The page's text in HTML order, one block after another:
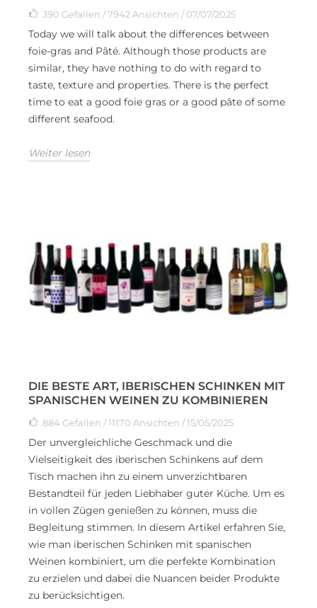
390 Gefallen / 7942 Ansichten / 07/07/2025
Today we will talk about the differences between
foie-gras and Pâté. Although those products are
similar, they have nothing to do with regard to
taste, texture and properties. There is the perfect
time to eat a good foie gras or a good pâte of some
different seafood.
Weiter lesen
DIE BESTE ART, IBERISCHEN SCHINKEN MIT
SPANISCHEN WEINEN ZU KOMBINIEREN
884 Gefallen / 11170 Ansichten / 15/05/2025
Der unvergleichliche Geschmack und die
Vielseitigkeit des iberischen Schinkens auf dem
Tisch machen ihn zu einem unverzichtbaren
Bestandteil für jeden Liebhaber guter Küche. Um es
in vollen Zügen genießen zu können, muss die
Begleitung stimmen. In diesem Artikel erfahren Sie,
wie man iberischen Schinken mit spanischen
Weinen kombiniert, um die perfekte Kombination
zu erzielen und dabei die Nuancen beider Produkte
zu berücksichtigen.